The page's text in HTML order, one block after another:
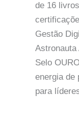
de 16
Gestão
Astronauta
Selo
energia de
para